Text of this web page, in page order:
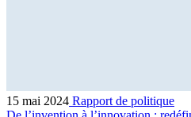
15 mai 2024 Rapport de politique